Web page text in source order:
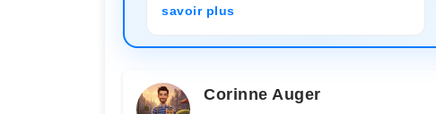
savoir plus
Corinne Auger